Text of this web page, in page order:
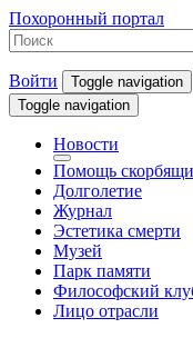
Похоронный портал
Войти
Toggle navigation
Toggle navigation
Новости
Помощь
Долголетие
Журнал
Эстетика смерти
Музей
Парк памяти
Философский
Лицо отрасли